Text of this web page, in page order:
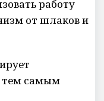
работу
от шлаков и
тем самым